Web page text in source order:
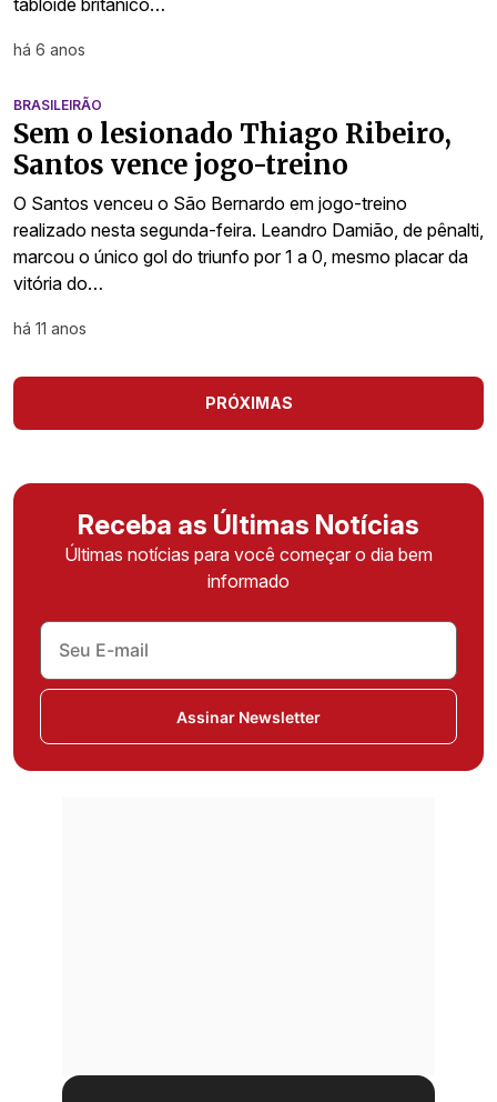
tablóide britânico…
há 6 anos
BRASILEIRÃO
Sem o lesionado Thiago Ribeiro,
Santos vence jogo-treino
O Santos venceu o São Bernardo em jogo-treino
realizado nesta segunda-feira. Leandro Damião, de pênalti,
marcou o único gol do triunfo por 1 a 0, mesmo placar da
vitória do…
há 11 anos
PRÓXIMAS
Receba as Últimas Notícias
Últimas notícias para você começar o dia bem
informado
Assinar Newsletter